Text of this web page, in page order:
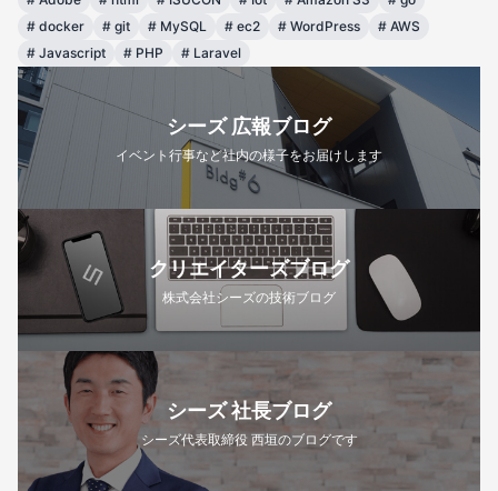
# docker # git # MySQL # ec2 # WordPress # AWS
# Javascript # PHP # Laravel
シーズ 広報ブログ
イベント行事など社内の様子をお届けします
クリエイターズブログ
株式会社シーズの技術ブログ
シーズ 社長ブログ
シーズ代表取締役 西垣のブログです